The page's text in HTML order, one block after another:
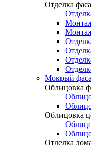
Отделка
Мокрый
Облицовка
Облицовка
Отделка